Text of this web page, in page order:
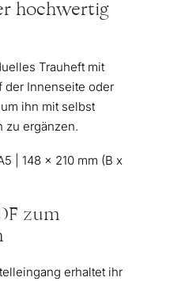
hochwertig
Trauheft mit
der Innenseite oder
ihn mit selbst
zu ergänzen.
| 148 x 210 mm (B x
zum
erhaltet ihr